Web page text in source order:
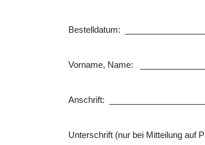
Bestelldatum:
Vorname, Name:
Anschrift:
Unterschrift (nur bei Mitteilung auf